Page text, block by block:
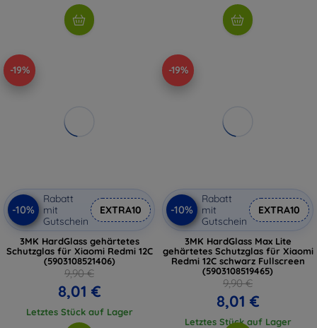
-19%
-10%
Rabatt
mit
Gutschein
EXTRA10
3MK HardGlass gehärtetes
Schutzglas für Xiaomi Redmi 12C
(5903108521406)
9,90 €
8,01 €
Letztes Stück auf Lager
-19%
-10%
Rabatt
mit
Gutschein
EXTRA10
3MK HardGlass Max Lite
gehärtetes Schutzglas für Xiaomi
Redmi 12C schwarz Fullscreen
(5903108519465)
9,90 €
8,01 €
Letztes Stück auf Lager